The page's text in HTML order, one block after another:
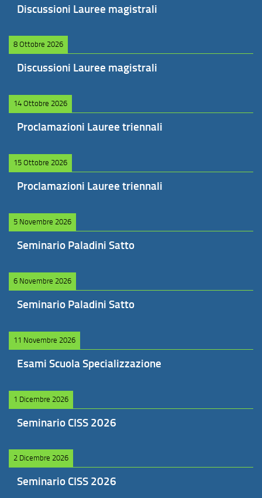
Discussioni Lauree magistrali
8 Ottobre 2026
Discussioni Lauree magistrali
14 Ottobre 2026
Proclamazioni Lauree triennali
15 Ottobre 2026
Proclamazioni Lauree triennali
5 Novembre 2026
Seminario Paladini Satto
6 Novembre 2026
Seminario Paladini Satto
11 Novembre 2026
Esami Scuola Specializzazione
1 Dicembre 2026
Seminario CISS 2026
2 Dicembre 2026
Seminario CISS 2026